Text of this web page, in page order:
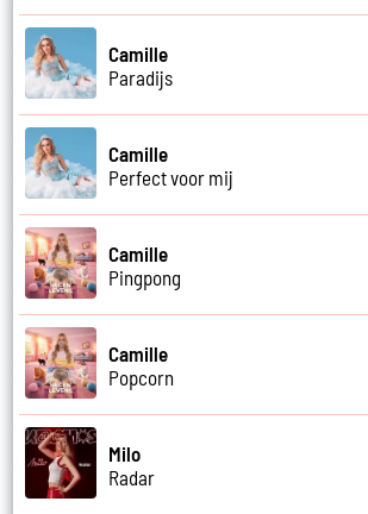
Camille
Paradijs
Camille
Perfect voor mij
Camille
Pingpong
Camille
Popcorn
Milo
Radar